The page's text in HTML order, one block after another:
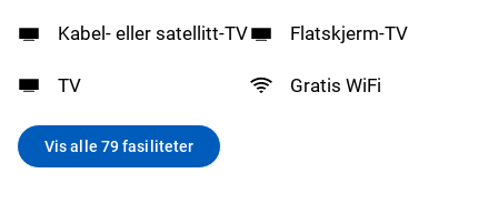
Kabel- eller satellitt-TV Flatskjerm-TV
TV Gratis WiFi
Vis alle 79 fasiliteter